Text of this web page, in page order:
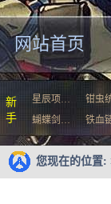
网站首页
新
手
星辰项… 钳虫
蝴蝶剑…
铁血
您现在的位置: